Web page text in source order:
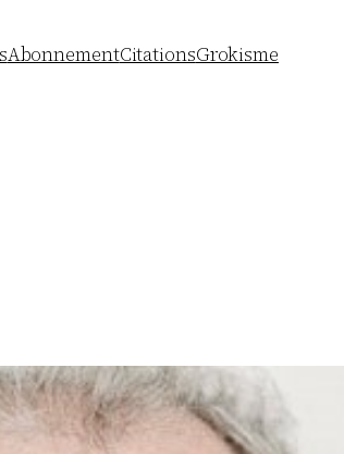
AbonnementCitationsGrokisme